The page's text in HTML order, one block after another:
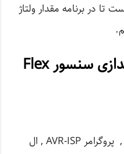
تا در برنامه مقدار ولتاژ
قطعات مورد نیاز راه اندازی سنسور Flex
ATMEGA8 , منبع تغذیه 5 ولت , پروگرامر AVR-ISP , ال